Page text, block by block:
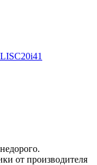
от производителя